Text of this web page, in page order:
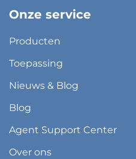
Onze service
Producten
Toepassing
Nieuws & Blog
Blog
Agent Support Center
Over ons